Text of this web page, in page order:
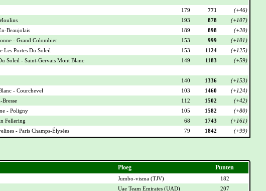
179 771
(+46)
193 878
(+107)
Beaujolais 189 898
(+20)
- Grand Colombier 153 999
(+101)
Les Portes Du Soleil 153 1124
(+125)
Soleil - Saint-Gervais Mont Blanc 149 1183
(+59)
140 1336
(+153)
- Courchevel 103 1460
(+124)
112 1502
(+42)
- Poligny 105 1582
(+80)
Fellering 68 1743
(+161)
- Paris Champs-Élysées 79 1842 (+99)
Ploeg Punten
Jumbo-visma (TJV)
182
Uae Team Emirates (UAD) 207